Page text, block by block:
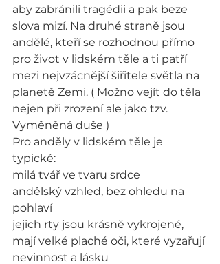
aby zabránili tragédii a pak beze
slova mizí. Na druhé straně jsou
andělé, kteří se rozhodnou přímo
pro život v lidském těle a ti patří
mezi nejvzácnější šiřitele světla na
planetě Zemi. ( Možno vejít do těla
nejen při zrození ale jako tzv.
Vyměněná duše )
Pro anděly v lidském těle je
typické:
milá tvář ve tvaru srdce
andělský vzhled, bez ohledu na
pohlaví
jejich rty jsou krásně vykrojené,
mají velké plaché oči, které vyzařují
nevinnost a lásku